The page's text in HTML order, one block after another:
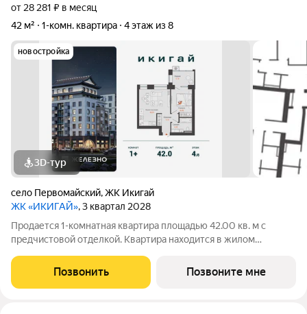
от 28 281 ₽ в месяц
42 м²
1-комн. квартира 4 этаж из 8
новостройка
3D-тур
село Первомайский,ЖК Икигай
ЖК «ИКИГАЙ», 3 квартал 2028
Продается 1-комнатная квартира площадью 42.00 кв. м с
предчистовой отделкой. Квартира находится в жилом
«Железно». «Икигай» это камерный жилой квартал,
вдохновленный эстетикой Японии. Цветочные
Позвонить Позвоните мне